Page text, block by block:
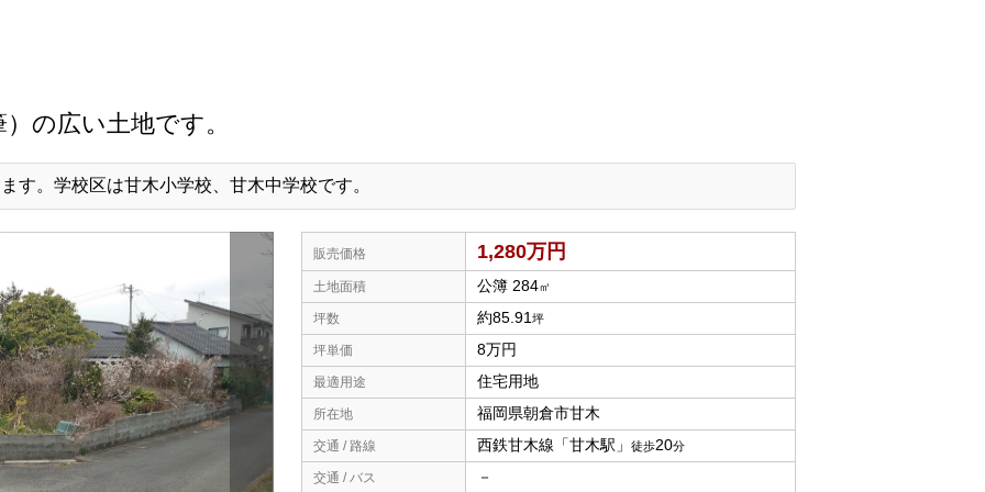
の広い土地です。
す。学校区は甘木小学校、甘木中学校です。
販売価格 1,280万円
土地面積 公簿 284㎡
坪数 約85.91 坪
坪単価 8万円
最適用途 住宅用地
所在地 福岡県朝倉市甘木
交通 / 路線 西鉄甘木線「甘木駅」 徒歩20分
交通 / バス －